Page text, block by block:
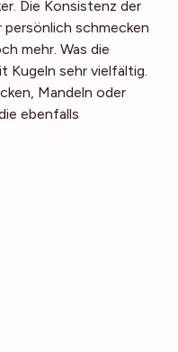
Die Konsistenz der
persönlich schmecken
mehr. Was die
Kugeln sehr vielfältig.
Mandeln oder
ebenfalls